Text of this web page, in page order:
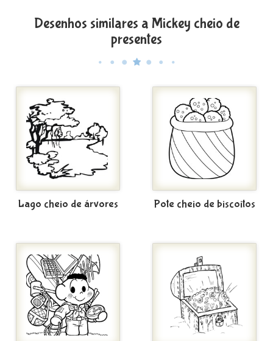
Desenhos similares a Mickey cheio de
presentes
Lago cheio de árvores Pote cheio de biscoitos